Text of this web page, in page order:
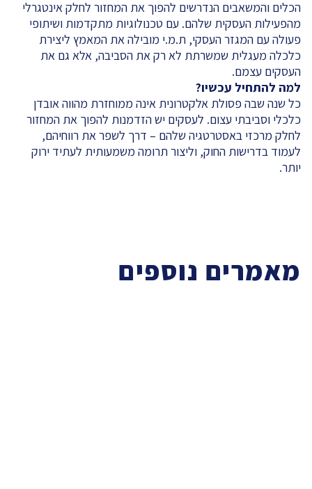
הכלים והמשאבים הנדרשים להפוך את המחזור לחלק אינטגרלי
מהפעילות העסקית שלהם. עם טכנולוגיות מתקדמות ושיתופי
פעולה עם המגזר העסקי, ת.מ.י מובילה את המאמץ ליצירת
כלכלה מעגלית שמשרתת לא רק את הסביבה, אלא גם את
העסקים עצמם.
למה להתחיל עכשיו?
כל שנה שבה פסולת אלקטרונית אינה ממוחזרת מהווה אובדן
כלכלי וסביבתי עצום. לעסקים יש הזדמנות להפוך את המחזור
לחלק מרכזי באסטרטגיה שלהם – דרך לשפר את רווחיהם,
לעמוד בדרישות החוק, וליצור תרומה משמעותית לעתיד ירוק
יותר.
מאמרים נוספים